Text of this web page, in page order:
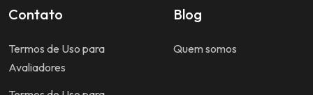
Contato
Termos de Uso para
Avaliadores
Blog
Quem somos